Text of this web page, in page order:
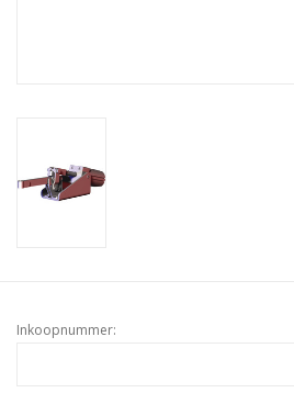
Inkoopnummer: